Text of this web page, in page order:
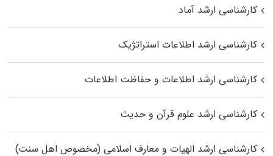
کارشناسی ارشد آماد
کارشناسی ارشد اطلاعات استراتژیک
کارشناسی ارشد اطلاعات و حفاظت اطلاعات
کارشناسی ارشد علوم قرآن و حدیث
کارشناسی ارشد الهیات و معارف اسلامی (مخصوص اهل سنت)